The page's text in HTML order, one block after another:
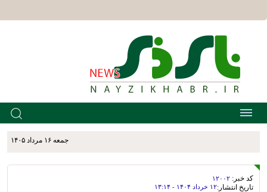
جمعه ۱۶ مرداد ۱۴۰۵
کد خبر: ۱۲۰۰۲
تاریخ انتشار:۱۲ خرداد ۱۴۰۴ - ۱۳:۱۴